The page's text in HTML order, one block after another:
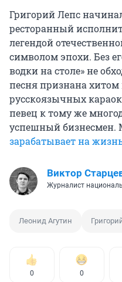
Григорий Лепс
ресторанный
легендой
символом эпохи. Без
водки на столе» не
песня признана
русскоязычных
певец к тому же
успешный бизнесмен.
зарабатывает на
Виктор
Журналист
Леонид Агутин
0 0